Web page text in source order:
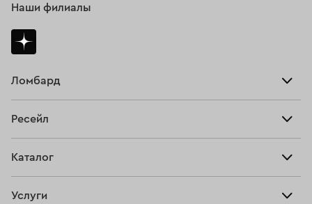
Ломбард
Тарифы
Ресейл
Купить
Каталог
Услуги
Наши филиалы